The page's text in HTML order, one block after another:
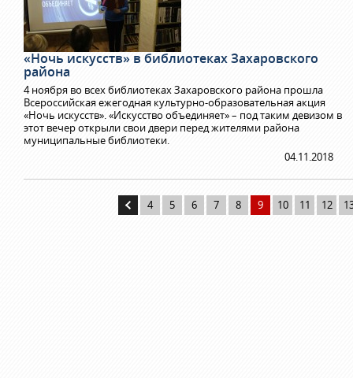
«Ночь искусств» в библиотеках Захаровского
района
4 ноября во всех библиотеках Захаровского района прошла
Всероссийская ежегодная культурно-образовательная акция
«Ночь искусств». «Искусство объединяет» – под таким девизом в
этот вечер открыли свои двери перед жителями района
муниципальные библиотеки.
04.11.2018
4 5 6 7 8 9 10 11 12